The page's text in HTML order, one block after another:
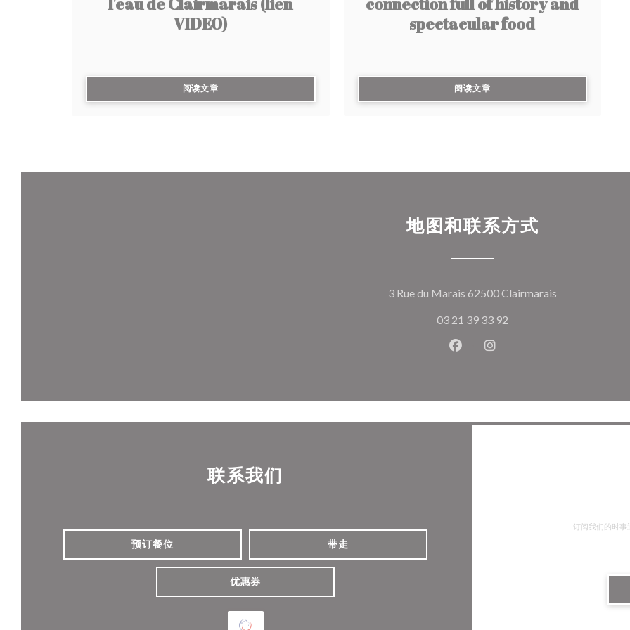
VIDEO)
阅读文章
spectacular food
阅读文章((在新窗口中打开))
地图和联系方式
3 Rue du Marais 62500 Clairmarais
03 21 39 33 92
Facebook ((在新窗口中打开))
Instagram ((在新窗口中
联系我们
预订餐位 带走
优惠券
订阅我们的时